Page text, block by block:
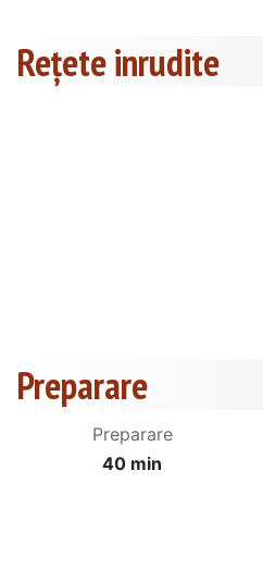
Rețete inrudite
Preparare
Preparare
40 min